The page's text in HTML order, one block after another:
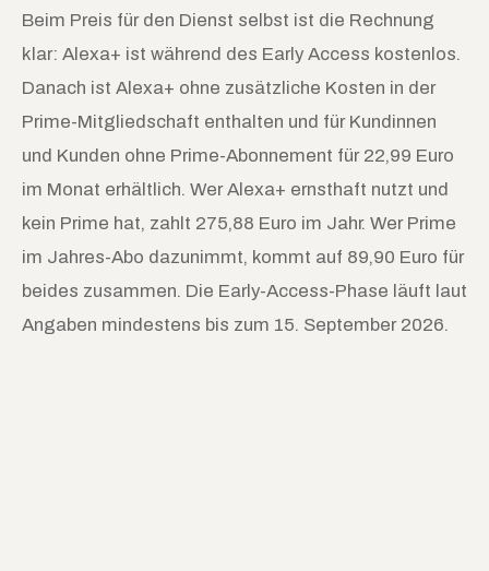
Beim Preis für den Dienst selbst ist die Rechnung
klar: Alexa+ ist während des Early Access kostenlos.
Danach ist Alexa+ ohne zusätzliche Kosten in der
Prime-Mitgliedschaft enthalten und für Kundinnen
und Kunden ohne Prime-Abonnement für 22,99 Euro
im Monat erhältlich. Wer Alexa+ ernsthaft nutzt und
kein Prime hat, zahlt 275,88 Euro im Jahr. Wer Prime
im Jahres-Abo dazunimmt, kommt auf 89,90 Euro für
beides zusammen. Die Early-Access-Phase läuft laut
Angaben mindestens bis zum 15. September 2026.